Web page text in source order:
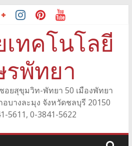
ทคโนโลยี
พัทยา
อยสุขุมวิท-พัทยา 50 เมืองพัทยา
บางละมุง จังหวัดชลบุรี 20150
5611, 0-3841-5622